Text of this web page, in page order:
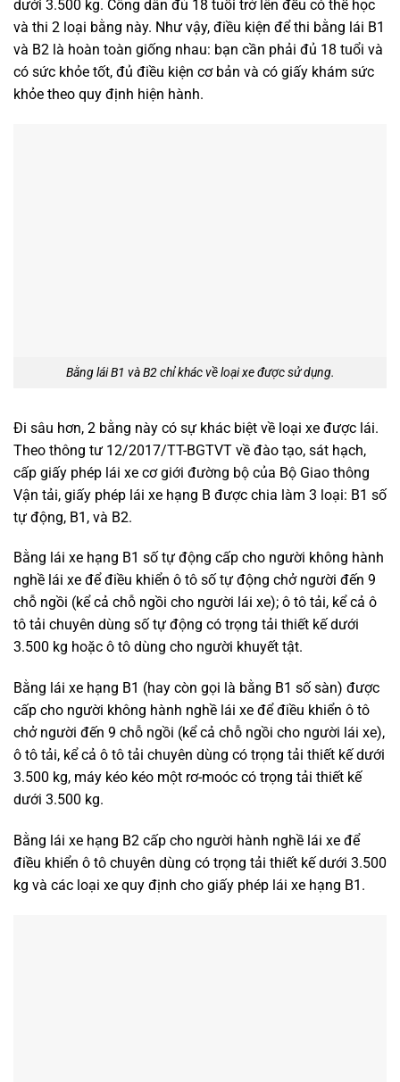
dưới 3.500 kg. Công dân đủ 18 tuổi trở lên đều có thể học
và thi 2 loại bằng này. Như vậy, điều kiện để thi bằng lái B1
và B2 là hoàn toàn giống nhau: bạn cần phải đủ 18 tuổi và
có sức khỏe tốt, đủ điều kiện cơ bản và có giấy khám sức
khỏe theo quy định hiện hành.
Bằng lái B1 và B2 chỉ khác về loại xe được sử dụng.
Đi sâu hơn, 2 bằng này có sự khác biệt về loại xe được lái.
Theo thông tư 12/2017/TT-BGTVT về đào tạo, sát hạch,
cấp giấy phép lái xe cơ giới đường bộ của Bộ Giao thông
Vận tải, giấy phép lái xe hạng B được chia làm 3 loại: B1 số
tự động, B1, và B2.
Bằng lái xe hạng B1 số tự động cấp cho người không hành
nghề lái xe để điều khiển ô tô số tự động chở người đến 9
chỗ ngồi (kể cả chỗ ngồi cho người lái xe); ô tô tải, kể cả ô
tô tải chuyên dùng số tự động có trọng tải thiết kế dưới
3.500 kg hoặc ô tô dùng cho người khuyết tật.
Bằng lái xe hạng B1 (hay còn gọi là bằng B1 số sàn) được
cấp cho người không hành nghề lái xe để điều khiển ô tô
chở người đến 9 chỗ ngồi (kể cả chỗ ngồi cho người lái xe),
ô tô tải, kể cả ô tô tải chuyên dùng có trọng tải thiết kế dưới
3.500 kg, máy kéo kéo một rơ-moóc có trọng tải thiết kế
dưới 3.500 kg.
Bằng lái xe hạng B2 cấp cho người hành nghề lái xe để
điều khiển ô tô chuyên dùng có trọng tải thiết kế dưới 3.500
kg và các loại xe quy định cho giấy phép lái xe hạng B1.